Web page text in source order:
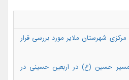
شهرستان ملایر مورد بررسی قرار
حسین (ع) در اربعین حسینی در